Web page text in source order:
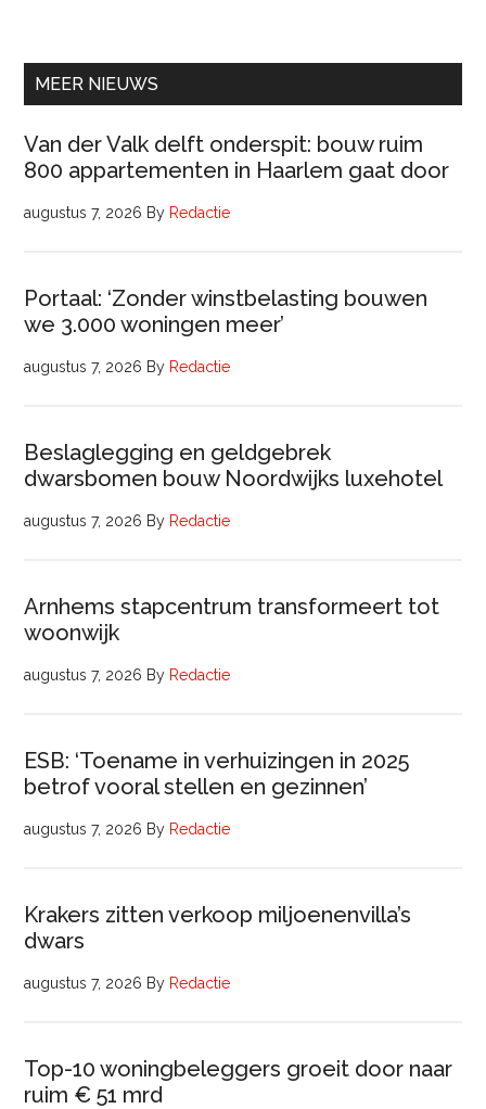
uur)
MEER NIEUWS
Van der Valk delft onderspit: bouw ruim
800 appartementen in Haarlem gaat door
augustus 7, 2026 By Redactie
Portaal: ‘Zonder winstbelasting bouwen
we 3.000 woningen meer’
augustus 7, 2026 By Redactie
Beslaglegging en geldgebrek
dwarsbomen bouw Noordwijks luxehotel
augustus 7, 2026 By Redactie
Arnhems stapcentrum transformeert tot
woonwijk
augustus 7, 2026 By Redactie
ESB: ‘Toename in verhuizingen in 2025
betrof vooral stellen en gezinnen’
augustus 7, 2026 By Redactie
Krakers zitten verkoop miljoenenvilla’s
dwars
augustus 7, 2026 By Redactie
Top-10 woningbeleggers groeit door naar
ruim € 51 mrd